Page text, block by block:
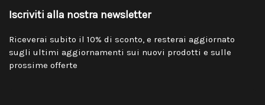
Iscriviti alla nostra newsletter
Riceverai subito il 10% di sconto, e resterai aggiornato
sugli ultimi aggiornamenti sui nuovi prodotti e sulle
prossime offerte